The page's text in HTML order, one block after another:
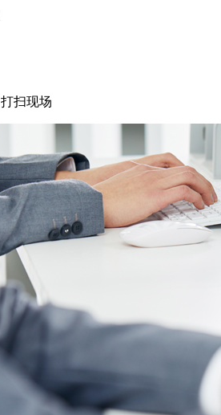
扫现场